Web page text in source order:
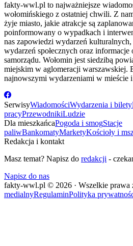
fakty-wwl.pl to najważniejsze
wołomińskiego z ostatniej chwili. Z
żyje miasto, jakie atrakcje są
poinformowany o wypadkach i
nas zapowiedzi wydarzeń
wydarzeń społecznych oraz informacje
samorządu. Wołomin jest siedzibą
miejskim w aglomeracji warszawskiej.
najnowszymi wydarzeniami w mieście
SerwisyWiadomościWydarzenia i bilety
pracyPrzewodnikiLudzie
Dla mieszkańcaPogoda i smogStacje
paliwBankomatyMarketyKościoły i
Redakcja i kontakt
Masz temat? Napisz do redakcji -
Napisz do nas
fakty-wwl.pl © 2026 · Wszelkie prawa
medialnyRegulaminPolityka